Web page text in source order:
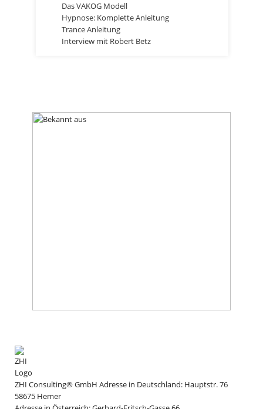
Das VAKOG Modell
Hypnose: Komplette Anleitung
Trance Anleitung
Interview mit Robert Betz
ZHI Consulting® GmbH Adresse in Deutschland: Hauptstr. 76
58675 Hemer